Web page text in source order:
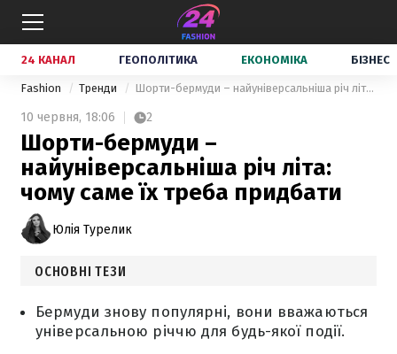
24 КАНАЛ ГЕОПОЛІТИКА ЕКОНОМІКА БІЗНЕС
Fashion Тренди Шорти-бермуди – найуніверсальніша річ літа: чому саме їх треба придбати
10 червня, 18:06 2
Шорти-бермуди –
найуніверсальніша річ літа:
чому саме їх треба придбати
Юлія Турелик
ОСНОВНІ ТЕЗИ
Бермуди знову популярні, вони вважаються
універсальною річчю для будь-якої події.